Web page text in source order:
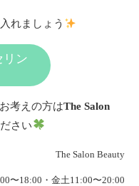
れましょう
リン
考えの方はThe Salon
さい
The Salon Beauty
〜18:00・金土11:00〜20:00